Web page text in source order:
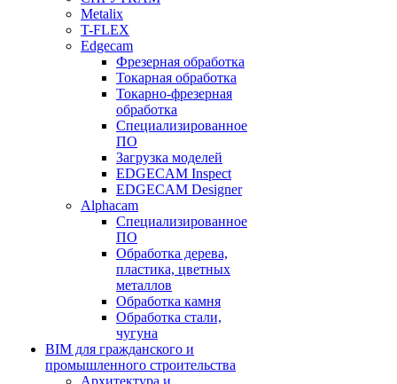
Metalix
T-FLEX
Edgecam
Фрезерная обработка
Токарная обработка
Токарно-фрезерная
обработка
Специализированное
ПО
Загрузка моделей
EDGECAM Inspect
EDGECAM Designer
Alphacam
Специализированное
ПО
Обработка дерева,
пластика, цветных
металлов
Обработка камня
Обработка стали,
чугуна
BIM для гражданского и
промышленного строительства
Архитектура и